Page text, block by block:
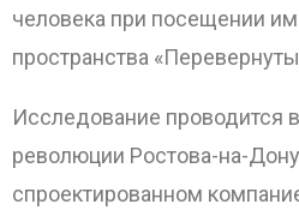
человека при посещении им
пространства
Исследование проводится
революции Ростова-на-
спроектированном